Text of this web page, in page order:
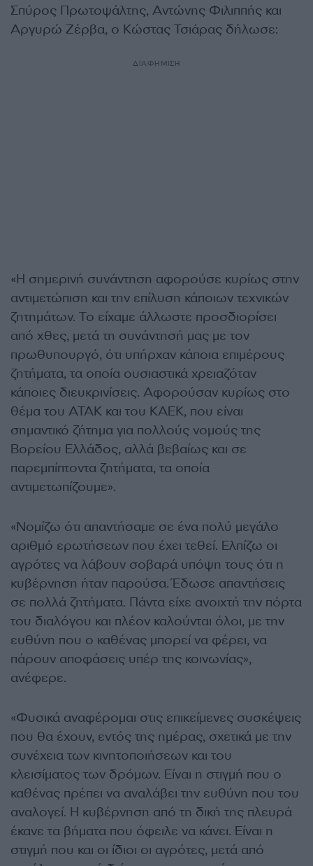
Σπύρος Πρωτοψάλτης, Αντώνης Φιλιππής και
Αργυρώ Ζέρβα, ο Κώστας Τσιάρας δήλωσε:
ΔΙΑΦΗΜΙΣΗ
«Η σημερινή συνάντηση αφορούσε κυρίως στην
αντιμετώπιση και την επίλυση κάποιων τεχνικών
ζητημάτων. Το είχαμε άλλωστε προσδιορίσει
από χθες, μετά τη συνάντησή μας με τον
πρωθυπουργό, ότι υπήρχαν κάποια επιμέρους
ζητήματα, τα οποία ουσιαστικά χρειαζόταν
κάποιες διευκρινίσεις. Αφορούσαν κυρίως στο
θέμα του ΑΤΑΚ και του ΚΑΕΚ, που είναι
σημαντικό ζήτημα για πολλούς νομούς της
Βορείου Ελλάδος, αλλά βεβαίως και σε
παρεμπίπτοντα ζητήματα, τα οποία
αντιμετωπίζουμε».
«Νομίζω ότι απαντήσαμε σε ένα πολύ μεγάλο
αριθμό ερωτήσεων που έχει τεθεί. Ελπίζω οι
αγρότες να λάβουν σοβαρά υπόψη τους ότι η
κυβέρνηση ήταν παρούσα. Έδωσε απαντήσεις
σε πολλά ζητήματα. Πάντα είχε ανοιχτή την πόρτα
του διαλόγου και πλέον καλούνται όλοι, με την
ευθύνη που ο καθένας μπορεί να φέρει, να
πάρουν αποφάσεις υπέρ της κοινωνίας»,
ανέφερε.
«Φυσικά αναφέρομαι στις επικείμενες συσκέψεις
που θα έχουν, εντός της ημέρας, σχετικά με την
συνέχεια των κινητοποιήσεων και του
κλεισίματος των δρόμων. Είναι η στιγμή που ο
καθένας πρέπει να αναλάβει την ευθύνη που του
αναλογεί. Η κυβέρνηση από τη δική της πλευρά
έκανε τα βήματα που όφειλε να κάνει. Είναι η
στιγμή που και οι ίδιοι οι αγρότες, μετά από